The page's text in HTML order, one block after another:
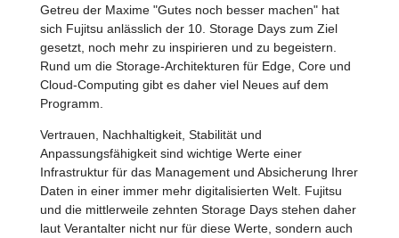
Getreu der Maxime "Gutes noch besser machen" hat
sich Fujitsu anlässlich der 10. Storage Days zum Ziel
gesetzt, noch mehr zu inspirieren und zu begeistern.
Rund um die Storage-Architekturen für Edge, Core und
Cloud-Computing gibt es daher viel Neues auf dem
Programm.
Vertrauen, Nachhaltigkeit, Stabilität und
Anpassungsfähigkeit sind wichtige Werte einer
Infrastruktur für das Management und Absicherung Ihrer
Daten in einer immer mehr digitalisierten Welt. Fujitsu
und die mittlerweile zehnten Storage Days stehen daher
laut Verantalter nicht nur für diese Werte, sondern auch